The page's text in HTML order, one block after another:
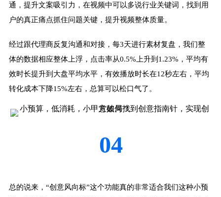
通，提升文案吸引力，在视频中可以多说行业关键词，找到用
户的真正痛点抓住问题关键，提升视频整体质量。
经过跟代理商反复沟通和对接，每3天进行素材复盘，我们整
体的数据相应整体上浮，点击率从0.5%上升到1.23%，平均有
效时长提升到大盘平均水平，有效播放时长在12秒左右，平均
转化成本下降15%左右，总算可以松口气了。
04
总的说来，“创意风向标”这个功能真的非常适合我们这种小预